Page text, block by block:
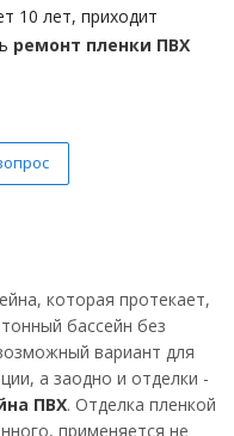
10 лет, приходит
ремонт пленки ПВХ
которая протекает,
бассейн без
вариант для
а заодно и отделки -
ПВХ. Отделка пленкой
применяется не